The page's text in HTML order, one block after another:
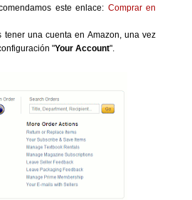
este enlace: Comprar en
una cuenta en Amazon, una vez
"Your Account".